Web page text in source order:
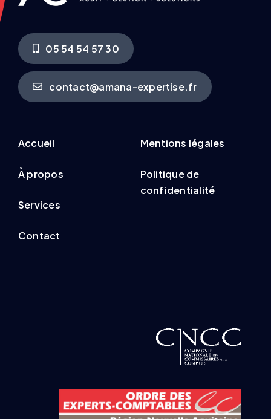
05 54 54 57 30
contact@amana-expertise.fr
Accueil
À propos
Services
Contact
Mentions légales
Politique de
confidentialité